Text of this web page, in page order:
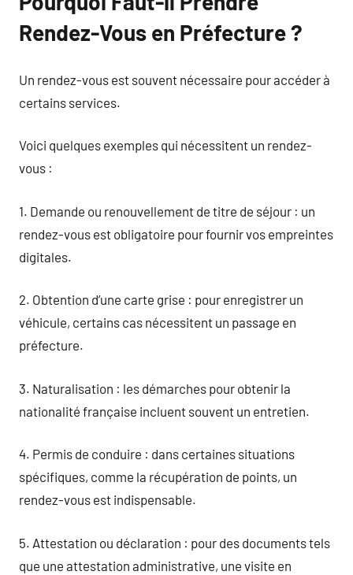
Rendez-Vous en Préfecture ?
Un rendez-vous est souvent nécessaire pour accéder à
certains services.
Voici quelques exemples qui nécessitent un rendez-
vous :
1. Demande ou renouvellement de titre de séjour : un
rendez-vous est obligatoire pour fournir vos empreintes
digitales.
2. Obtention d’une carte grise : pour enregistrer un
véhicule, certains cas nécessitent un passage en
préfecture.
3. Naturalisation : les démarches pour obtenir la
nationalité française incluent souvent un entretien.
4. Permis de conduire : dans certaines situations
spécifiques, comme la récupération de points, un
rendez-vous est indispensable.
5. Attestation ou déclaration : pour des documents tels
que une attestation administrative, une visite en